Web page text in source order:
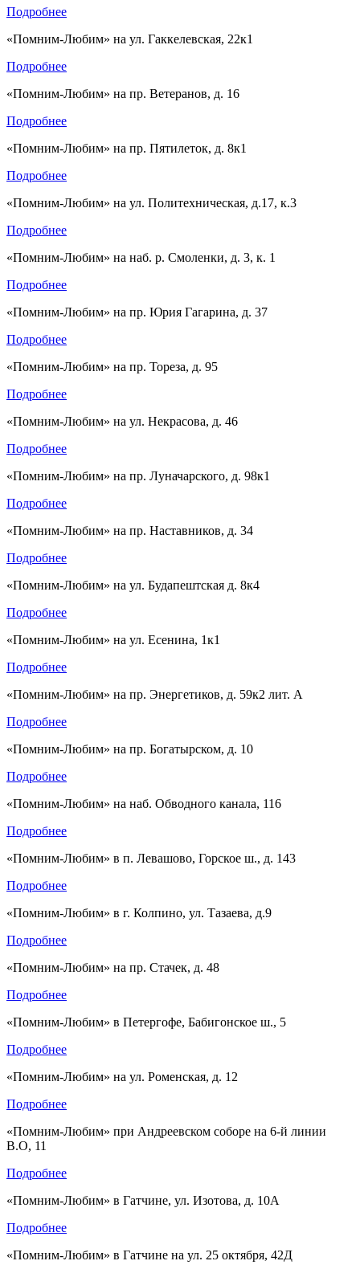
Подробнее
«Помним-Любим» на ул. Гаккелевская, 22к1
Подробнее
«Помним-Любим» на пр. Ветеранов, д. 16
Подробнее
«Помним-Любим» на пр. Пятилеток, д. 8к1
Подробнее
«Помним-Любим» на ул. Политехническая, д.17, к.3
Подробнее
«Помним-Любим» на наб. р. Смоленки, д. 3, к. 1
Подробнее
«Помним-Любим» на пр. Юрия Гагарина, д. 37
Подробнее
«Помним-Любим» на пр. Тореза, д. 95
Подробнее
«Помним-Любим» на ул. Некрасова, д. 46
Подробнее
«Помним-Любим» на пр. Луначарского, д. 98к1
Подробнее
«Помним-Любим» на пр. Наставников, д. 34
Подробнее
«Помним-Любим» на ул. Будапештская д. 8к4
Подробнее
«Помним-Любим» на ул. Есенина, 1к1
Подробнее
«Помним-Любим» на пр. Энергетиков, д. 59к2 лит. А
Подробнее
«Помним-Любим» на пр. Богатырском, д. 10
Подробнее
«Помним-Любим» на наб. Обводного канала, 116
Подробнее
«Помним-Любим» в п. Левашово, Горское ш., д. 143
Подробнее
«Помним-Любим» в г. Колпино, ул. Тазаева, д.9
Подробнее
«Помним-Любим» на пр. Стачек, д. 48
Подробнее
«Помним-Любим» в Петергофе, Бабигонское ш., 5
Подробнее
«Помним-Любим» на ул. Роменская, д. 12
Подробнее
«Помним-Любим» при Андреевском соборе на 6-й линии
В.О, 11
Подробнее
«Помним-Любим» в Гатчине, ул. Изотова, д. 10А
Подробнее
«Помним-Любим» в Гатчине на ул. 25 октября, 42Д